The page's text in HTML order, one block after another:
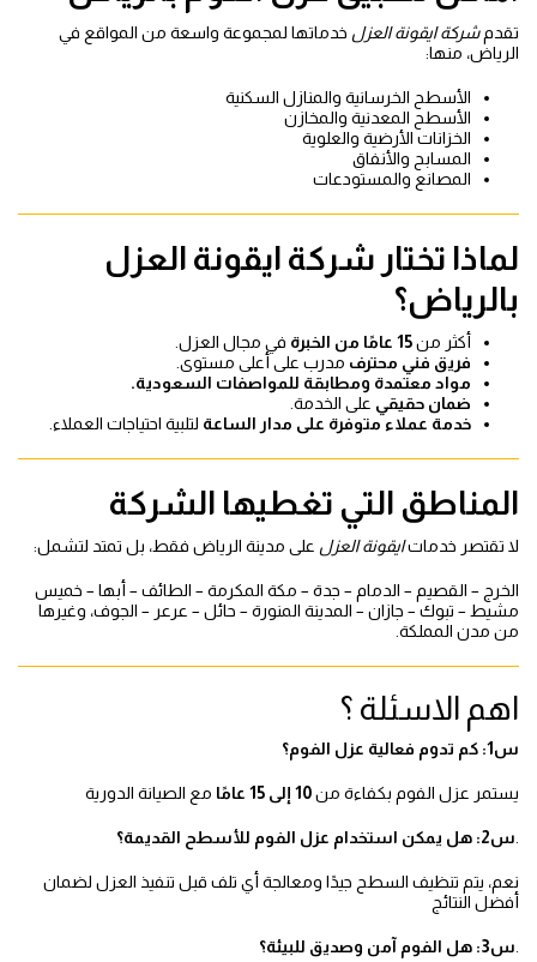
تقدمشركة ايقونة العزل خدماتها لمجموعة واسعة من المواقع في
الرياض، منها:
الأسطح الخرسانية والمنازل السكنية
الأسطح المعدنية والمخازن
الخزانات الأرضية والعلوية
المسابح والأنفاق
المصانع والمستودعات
لماذا تختار شركة ايقونة العزل
بالرياض؟
أكثر من15 عامًا من الخبرة
في مجال العزل.
فريق فني محترف مدرب على أعلى مستوى.
مواد معتمدة ومطابقة للمواصفات السعودية.
ضمان حقيقي على الخدمة.
خدمة عملاء متوفرة على مدار الساعة لتلبية احتياجات العملاء.
المناطق التي تغطيها الشركة
لا تقتصر خدماتايقونة العزل على مدينة الرياض فقط، بل تمتد لتشمل:
الخرج – القصيم – الدمام – جدة – مكة المكرمة – الطائف – أبها – خميس
مشيط – تبوك – جازان – المدينة المنورة – حائل – عرعر – الجوف، وغيرها
من مدن المملكة.
اهم الاسئلة ؟
س1: كم تدوم فعالية عزل الفوم؟
يستمر عزل الفوم بكفاءة من10 إلى 15 عامًا مع الصيانة الدورية
س2: هل يمكن استخدام عزل الفوم للأسطح القديمة؟
نعم، يتم تنظيف السطح جيدًا ومعالجة أي تلف قبل تنفيذ العزل لضمان
أفضل النتائج
س3: هل الفوم آمن وصديق للبيئة؟